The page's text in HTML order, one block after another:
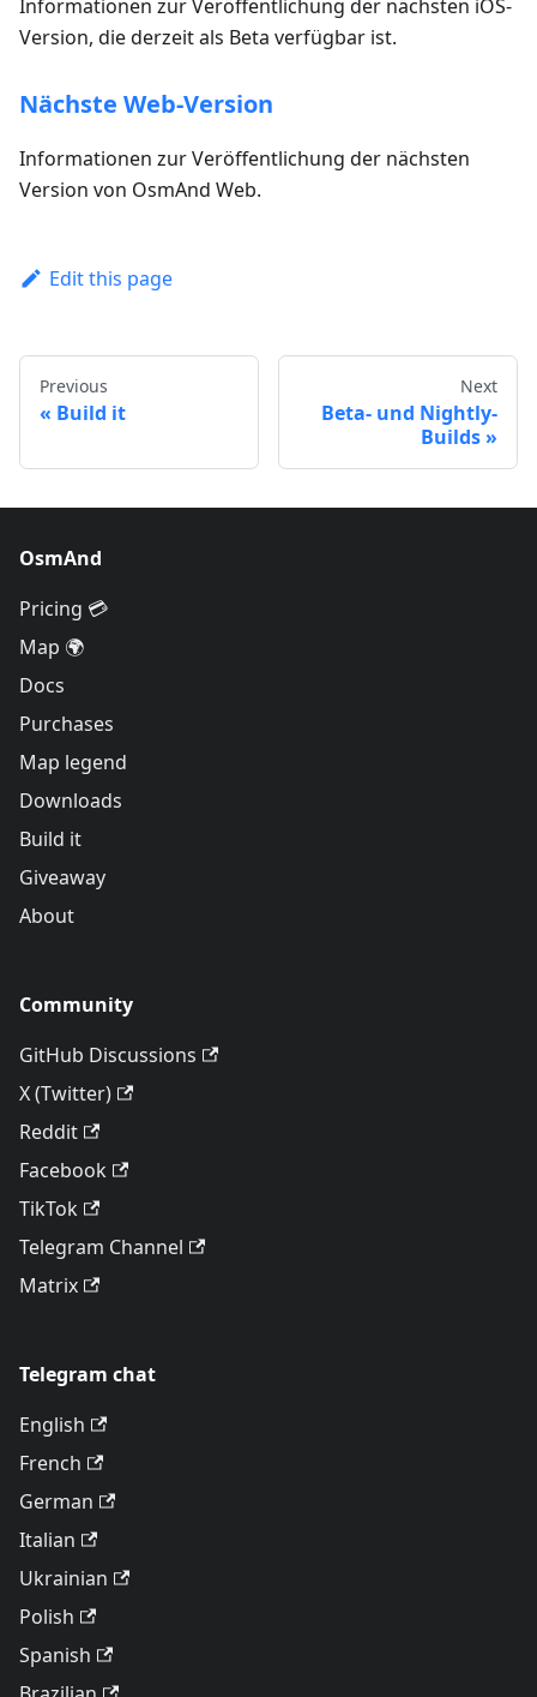
Informationen zur Veröffentlichung der nächsten iOS-
Version, die derzeit als Beta verfügbar ist.
Nächste Web-Version
Informationen zur Veröffentlichung der nächsten
Version von OsmAnd Web.
Edit this page
Previous
Build it
Next
Beta- und Nightly-
Builds
OsmAnd
Pricing 💳
Map 🌍
Docs
Purchases
Map legend
Downloads
Build it
Giveaway
About
Community
GitHub Discussions
X (Twitter)
Reddit
Facebook
TikTok
Telegram Channel
Matrix
Telegram chat
English
French
German
Italian
Ukrainian
Polish
Spanish